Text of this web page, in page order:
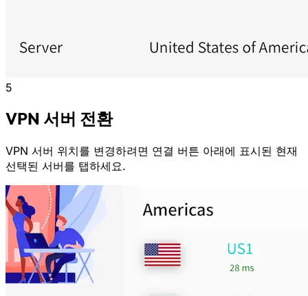
5
VPN 서버 전환
VPN 서버 위치를 변경하려면 연결 버튼 아래에 표시된 현재
선택된 서버를 탭하세요.